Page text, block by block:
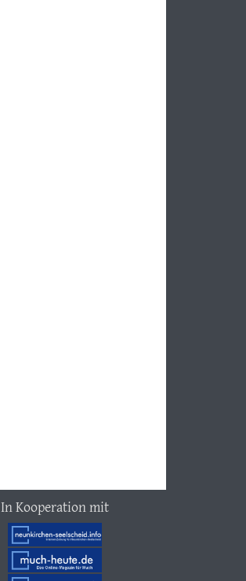
In Kooperation mit